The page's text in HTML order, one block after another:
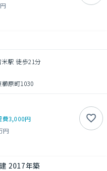
駅 徒歩21分
原町1030
費3,000円
円
2017年築